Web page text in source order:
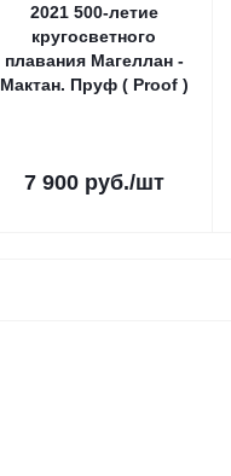
2021 500-летие
кругосветного
плавания Магеллан -
Мактан. Пруф ( Proof )
7 900руб./шт